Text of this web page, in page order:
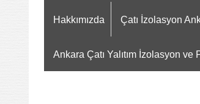
Hakkımızda Çatı İzolasyon
Ankara Çatı Yalıtım İzolasyon ve